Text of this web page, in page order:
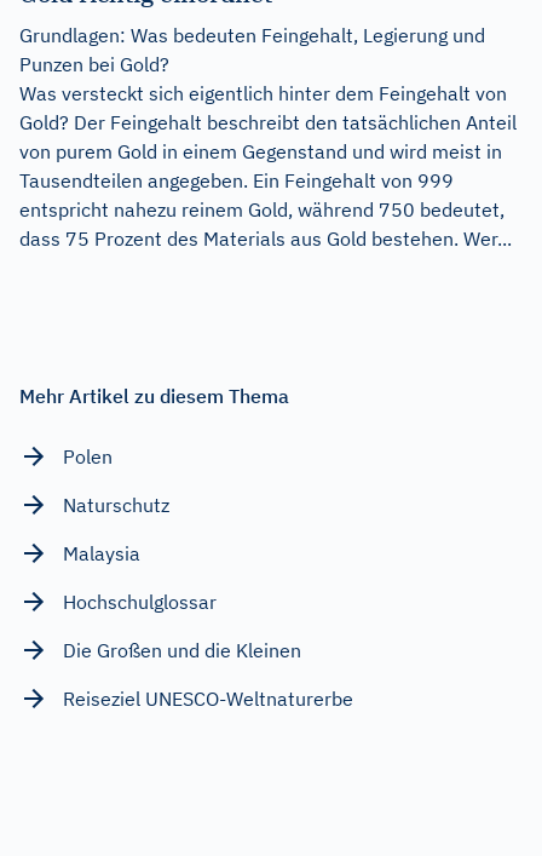
Grundlagen: Was bedeuten Feingehalt, Legierung und
Punzen bei Gold?
Was versteckt sich eigentlich hinter dem Feingehalt von
Gold? Der Feingehalt beschreibt den tatsächlichen Anteil
von purem Gold in einem Gegenstand und wird meist in
Tausendteilen angegeben. Ein Feingehalt von 999
entspricht nahezu reinem Gold, während 750 bedeutet,
dass 75 Prozent des Materials aus Gold bestehen. Wer...
Mehr Artikel zu diesem Thema
Polen
Naturschutz
Malaysia
Hochschulglossar
Die Großen und die Kleinen
Reiseziel UNESCO-Weltnaturerbe